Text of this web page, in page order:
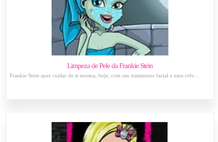
Limpeza de Pele da Frankie Stein
Frankie Stein quer cuidar de si mesma, hoje, com um tratamento facial e uma refo...